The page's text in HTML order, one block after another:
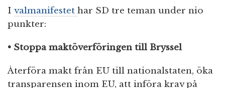
I valmanifestet har SD tre teman under nio
punkter:
• Stoppa maktöverföringen till Bryssel
Återföra makt från EU till nationalstaten, öka
transparensen inom EU, att införa krav på